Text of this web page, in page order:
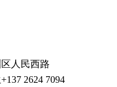
人民西路
2624 7094